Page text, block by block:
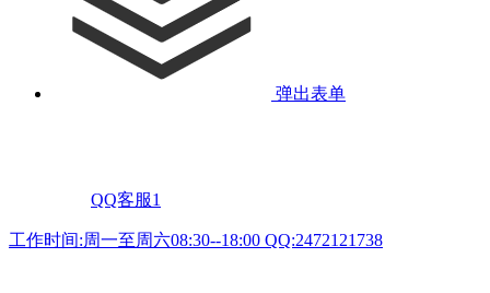
弹出表单
QQ客服1
工作时间:周一至周六08:30--18:00 QQ:2472121738